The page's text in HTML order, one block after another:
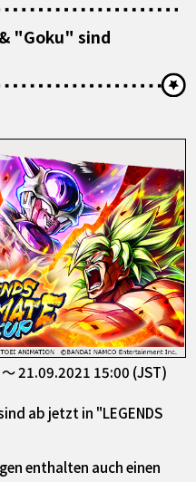
"Goku" sind
21.09.2021 15:00 (JST)
ab jetzt in "LEGENDS
enthalten auch einen